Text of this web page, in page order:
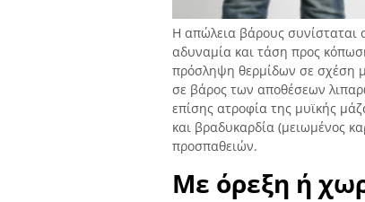
Η απώλεια βάρους
αδυναμία και τάση προς
πρόσληψη θερμίδων σε σχέση
σε βάρος των αποθέσεων
επίσης ατροφία της μυϊκής
και βραδυκαρδία (μειωμένος
προσπαθειών.
Με όρεξη ή